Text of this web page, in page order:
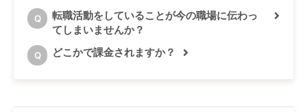
Q
転職活動をしていることが今の職場に伝わっ
てしまいませんか？
Q どこかで課金されますか？